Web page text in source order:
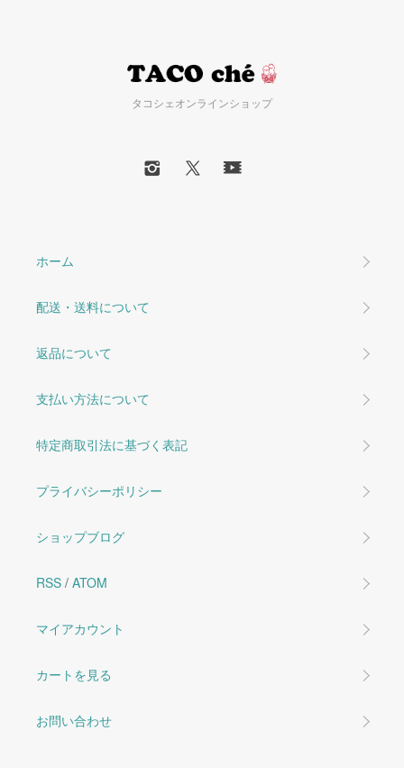
タコシェオンラインショップ
ホーム
配送・送料について
返品について
支払い方法について
特定商取引法に基づく表記
プライバシーポリシー
ショップブログ
RSS / ATOM
マイアカウント
カートを見る
お問い合わせ